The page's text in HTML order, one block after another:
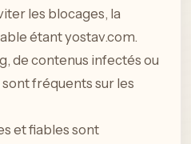
les blocages, la
étant yostav.com.
de contenus infectés ou
fréquents sur les
et fiables sont